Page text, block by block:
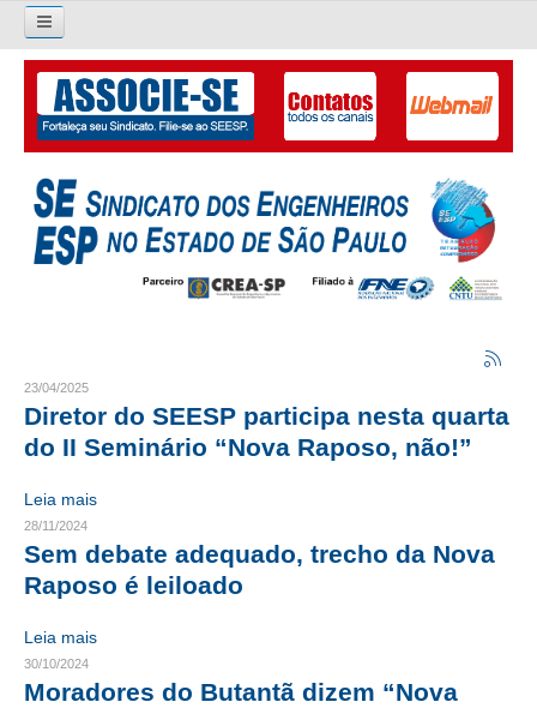
Pesquisar...
O SINDICATO
APRESENTAÇÃO
PALAVRA DO PRESIDENTE
LIVRO GESTÃO 2026-2029
ORGANOGRAMA
CRESCE BRASIL
CONSELHO TECNOLÓGICO
23/04/2025
Diretor do SEESP participa nesta quarta
do II Seminário “Nova Raposo, não!”
Leia mais
28/11/2024
Sem debate adequado, trecho da Nova
Raposo é leiloado
Leia mais
30/10/2024
Moradores do Butantã dizem “Nova